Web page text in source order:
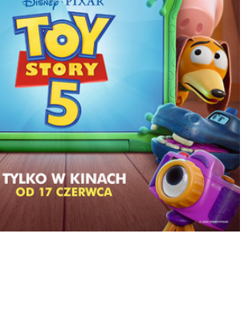
Maja 6
g. 16:30
i Pixara „Toy Story 5”, w którym na scenę
Jessie i reszta ekipy mają trudne zadanie, gdy
nowym zagrożeniem.